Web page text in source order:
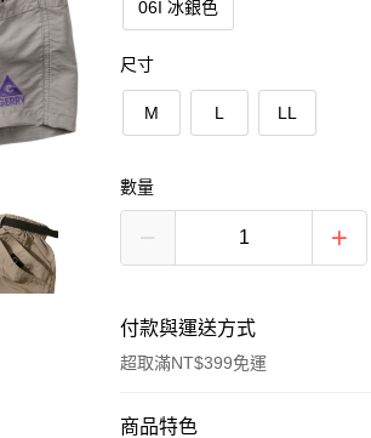
06I 冰銀色
尺寸
M L LL
數量
付款與運送方式
超取滿NT$399免運
付款方式
商品特色